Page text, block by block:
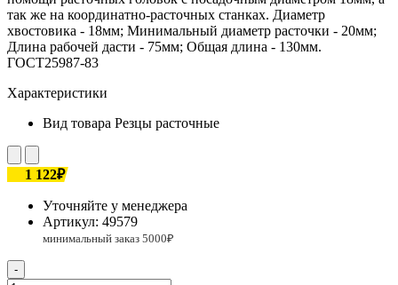
так же на координатно-расточных станках. Диаметр
хвостовика - 18мм; Минимальный диаметр расточки - 20мм;
Длина рабочей дасти - 75мм; Общая длина - 130мм.
ГОСТ25987-83
Характеристики
Вид товара Резцы расточные
1 122₽
Уточняйте у менеджера
Артикул: 49579
-